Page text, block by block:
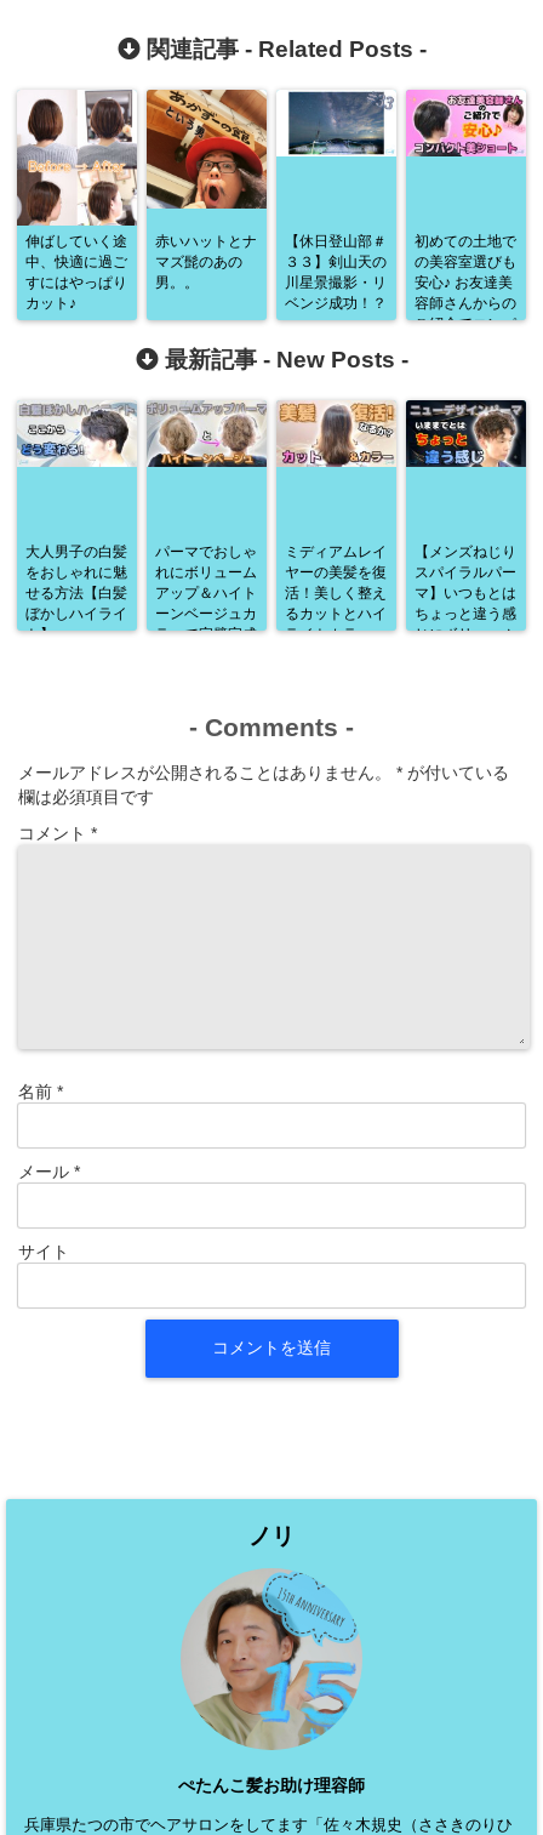
関連記事 - Related Posts -
伸ばしていく途
中、快適に過ご
すにはやっぱり
カット♪
赤いハットとナ
マズ髭のあの
男。。
【休日登山部＃
３３】剣山天の
川星景撮影・リ
ベンジ成功！？
初めての土地で
の美容室選びも
安心♪ お友達美
容師さんからの
ご紹介でコンパ
最新記事 - New Posts -
大人男子の白髪
をおしゃれに魅
せる方法【白髪
ぼかしハイライ
ト】
パーマでおしゃ
れにボリューム
アップ＆ハイト
ーンベージュカ
ラーで完璧完成
ミディアムレイ
ヤーの美髪を復
活！美しく整え
るカットとハイ
ライトカラー
【メンズねじり
スパイラルパー
マ】いつもとは
ちょっと違う感
じにボリューム
- Comments -
メールアドレスが公開されることはありません。 * が付いている
欄は必須項目です
コメント *
名前 *
メール *
サイト
ノリ
ぺたんこ髪お助け理容師
兵庫県たつの市でヘアサロンをしてます「佐々木規史（ささきのりひ